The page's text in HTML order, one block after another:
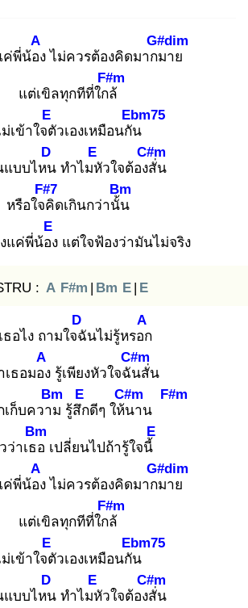
ค่พี่น้อง
A
ไม่ควรต้องคิดมากม
G#dim
าย
แต่เขิลทุกทีที่ใกล้
F#m
เข้าใจตั
E
วเองเหมือนกัน
Ebm75
แบบไหน
D
ทำไมหั
E
วใจต้องสั่
C#m
น
หรือใจคิ
F#7
ดเกินกว่านั้น
Bm
แค่พี่น้อง
E
แต่ใจฟ้องว่ามันไม่จริง
: A F#m | Bm E | E
ธอไง ถามใจฉั
D
นไม่รู้หรอก
A
เธอมอง
A
รู้เพียงหัวใจฉัน
C#m
สั่น
เก็บความ
Bm
รู้สึก
E
ดีๆ ให้น
C#m
าน
F#m
ว่าเธอ
Bm
เปลี่ยนไปถ้ารู้ใจนี้
E
ค่พี่น้อง
A
ไม่ควรต้องคิดมากม
G#dim
าย
แต่เขิลทุกทีที่ใกล้
F#m
เข้าใจตั
E
วเองเหมือนกัน
Ebm75
แบบไหน
D
ทำไมหั
E
วใจต้องสั่
C#m
น